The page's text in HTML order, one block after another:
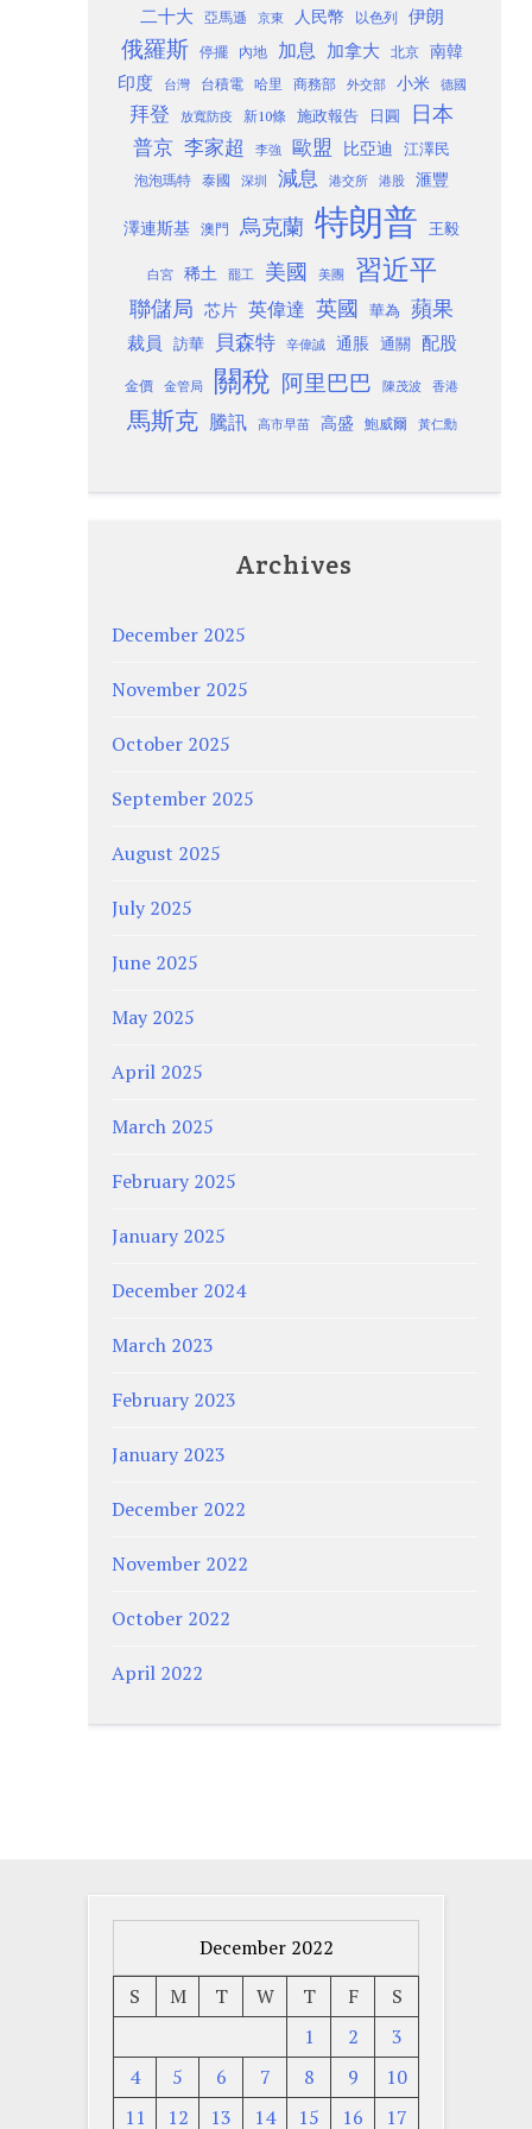
二十大 亞馬遜 京東 人民幣 以色列 伊朗
俄羅斯 停擺 內地 加息 加拿大 北京
南韓
印度
台灣 台積電 哈里 商務部 外交部 小米 德國
拜登 放寬防疫 新10條 施政報告 日圓 日本
普京 李家超 李強 歐盟 比亞迪 江澤民
泡泡瑪特 泰國 深圳 減息 港交所 港股 滙豐
澤連斯基 澳門 烏克蘭 特朗普 王毅
白宮 稀土 罷工 美國 美團 習近平
聯儲局 芯片 英偉達 英國 華為 蘋果
裁員 訪華 貝森特 辛偉誠 通脹 通關 配股
金價 金管局 關稅 阿里巴巴 陳茂波 香港
馬斯克 騰訊 高市早苗 高盛 鮑威爾 黃仁勳
Archives
December 2025
November 2025
October 2025
September 2025
August 2025
July 2025
June 2025
May 2025
April 2025
March 2025
February 2025
January 2025
December 2024
March 2023
February 2023
January 2023
December 2022
November 2022
October 2022
April 2022
December 2022
S
M T W T F
S
1
2
3
4
5 6 7 8 9
10
11
12 13 14 15 16 17